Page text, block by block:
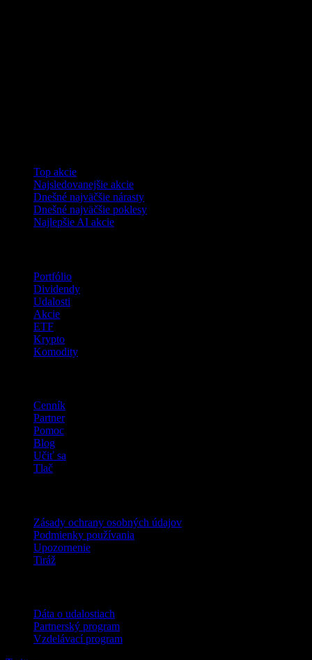
Top akcie
Najsledovanejšie akcie
Dnešné najväčšie nárasty
Dnešné najväčšie poklesy
Najlepšie AI akcie
Portfólio
Dividendy
Udalosti
Akcie
ETF
Krypto
Komodity
Cenník
Partner
Pomoc
Blog
Učiť sa
Tlač
Zásady ochrany osobných údajov
Podmienky používania
Upozornenie
Tiráž
Dáta o udalostiach
Partnerský program
Vzdelávací program